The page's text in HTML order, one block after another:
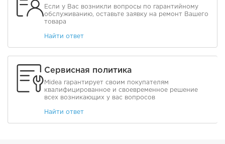
Если у Вас возникли вопросы по гарантийному
обслуживанию, оставьте заявку на ремонт Вашего
товара
Найти ответ
Сервисная политика
Midea гарантирует своим покупателям
квалифицированное и своевременное решение
всех возникающих у вас вопросов
Найти ответ